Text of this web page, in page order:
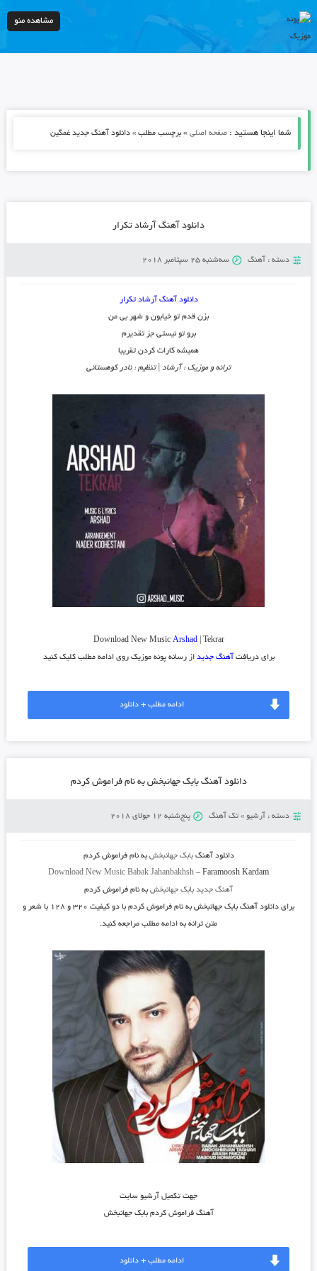
مشاهده منو
شما اینجا هستید : صفحه اصلی» برچسب مطلب » دانلود آهنگ جدید غمگین
دانلود آهنگ آرشاد تکرار
دسته : آهنگ سه‌شنبه 25 سپتامبر 2018
دانلود آهنگ آرشاد تکرار
بزن قدم تو خیابون و شهر بی من
برو تو نیستی جز تقدیرم
همیشه کارات کردن تقریبا
ترانه و موزیک : آرشاد | تنظیم : نادر کوهستانی
Download New Music Arshad| Tekrar
برای دریافت آهنگ جدید از رسانه پونه موزیک روی ادامه مطلب کلیک کنید
ادامه مطلب + دانلود
دانلود آهنگ بابک جهانبخش به نام فراموش کردم
دسته : آرشیو » تک آهنگ پنج‌شنبه 12 جولای 2018
دانلود آهنگبابک جهانبخش به نامفراموش کردم
Download New Music Babak Jahanbakhsh –Faramoosh Kardam
آهنگ جدید بابک جهانبخشبه نام فراموش کردم
برای دانلود آهنگ بابک جهانبخش به نام فراموش کردم
با دو کیفیت ۳۲۰ و ۱۲۸ با شعر و
متن ترانه به ادامه مطلب مراجعه کنید.
جهت تکمیل آرشیو سایت
آهنگ فراموش کردم بابک جهانبخش
ادامه مطلب + دانلود